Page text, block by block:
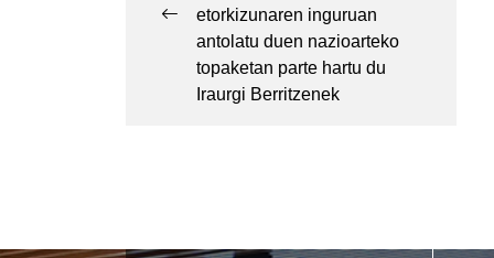
etorkizunaren inguruan
antolatu duen nazioarteko
topaketan parte hartu du
Iraurgi Berritzenek